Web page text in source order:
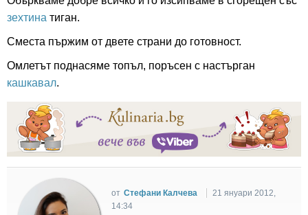
зехтина тиган.
Сместа пържим от двете страни до готовност.
Омлетът поднасяме топъл, поръсен с настърган
кашкавал.
от Стефани Калчева
21 януари 2012,
14:34